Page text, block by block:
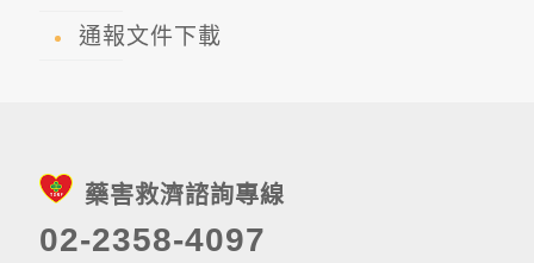
通報文件下載
藥害救濟諮詢專線
02-2358-4097